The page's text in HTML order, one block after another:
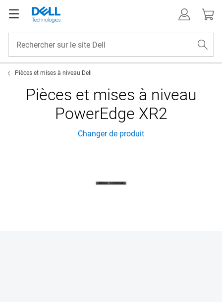
Pièces et mises à niveau Dell
Pièces et mises à niveau
PowerEdge XR2
Changer de produit